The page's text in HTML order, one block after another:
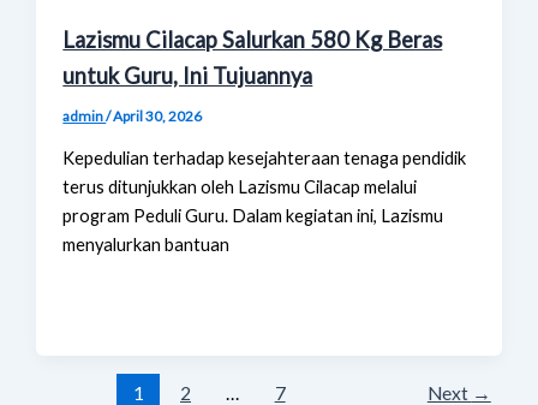
Lazismu Cilacap Salurkan 580 Kg Beras
untuk Guru, Ini Tujuannya
admin/April 30, 2026
Kepedulian terhadap kesejahteraan tenaga pendidik
terus ditunjukkan oleh Lazismu Cilacap melalui
program Peduli Guru. Dalam kegiatan ini, Lazismu
menyalurkan bantuan
1 2 … 7 Next →